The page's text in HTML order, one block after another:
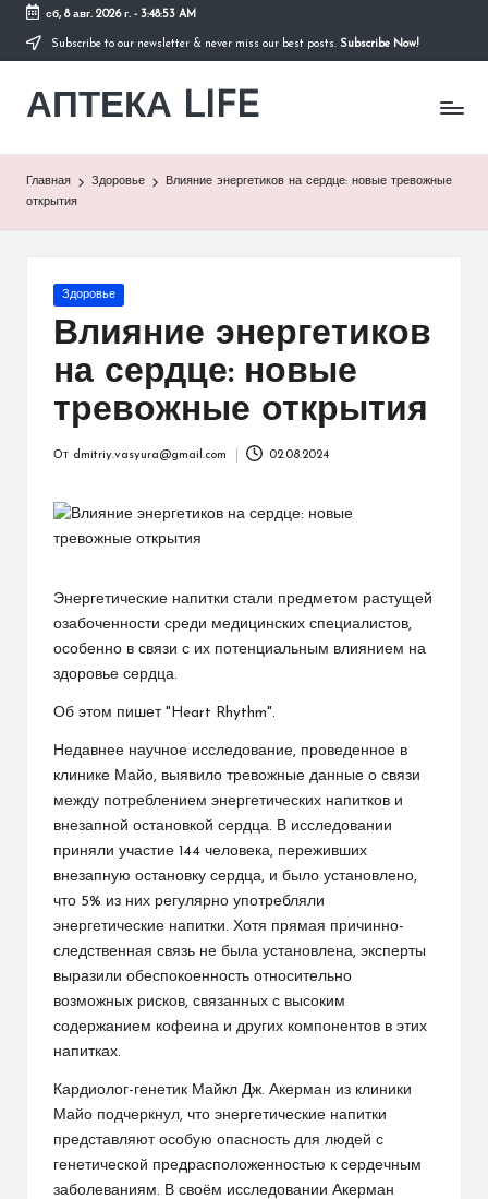
Перейти
содержимому
сб, 8 авг. 2026 г.- 3:48:54 AM
Subscribe to our newsletter & never miss our best posts. Subscribe Now!
АПТЕКА LIFE
сайт
Главная Здоровье
Влияние энергетиков на сердце: новые тревожные
открытия
Опубликовано
Здоровье
Влияние энергетиков
на сердце: новые
тревожные открытия
От dmitriy.vasyura@gmail.com 02.08.2024
Энергетические напитки стали предметом растущей
озабоченности среди медицинских специалистов,
особенно в связи с их потенциальным влиянием на
здоровье сердца.
Об этом пишет "Heart Rhythm".
Недавнее научное исследование, проведенное в
клинике Майо, выявило тревожные данные о связи
между потреблением энергетических напитков и
внезапной остановкой сердца. В исследовании
приняли участие 144 человека, переживших
внезапную остановку сердца, и было установлено,
что 5% из них регулярно употребляли
энергетические напитки. Хотя прямая причинно-
следственная связь не была установлена, эксперты
выразили обеспокоенность относительно
возможных рисков, связанных с высоким
содержанием кофеина и других компонентов в этих
напитках.
Кардиолог-генетик Майкл Дж. Акерман из клиники
Майо подчеркнул, что энергетические напитки
представляют особую опасность для людей с
генетической предрасположенностью к сердечным
заболеваниям. В своём исследовании Акерман